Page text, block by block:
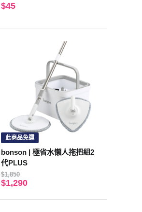
$45
此商品免運
bonson | 極省水懶人拖把組2
代PLUS
$1,850
$1,290